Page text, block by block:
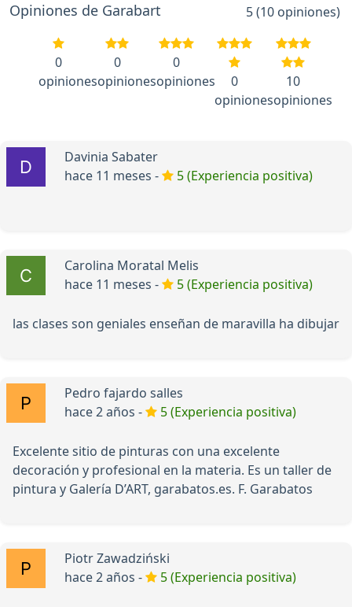
Opiniones de Garabart 5 (10 opiniones)
0
opiniones
0
opiniones
0
opiniones
0
opiniones
10
opiniones
Davinia Sabater
hace 11 meses -
5 (Experiencia positiva)
Carolina Moratal Melis
hace 11 meses -
5 (Experiencia positiva)
las clases son geniales enseñan de maravilla ha dibujar
Pedro fajardo salles
hace 2 años -
5 (Experiencia positiva)
Excelente sitio de pinturas con una excelente
decoración y profesional en la materia. Es un taller de
pintura y Galería D’ART, garabatos.es. F. Garabatos
Piotr Zawadziński
hace 2 años -
5 (Experiencia positiva)